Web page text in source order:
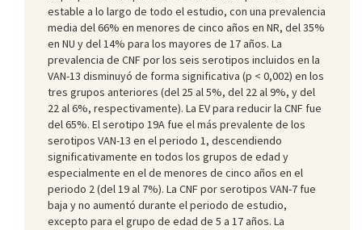
estable a lo largo de todo el estudio, con una prevalencia
media del 66% en menores de cinco años en NR, del 35%
en NU y del 14% para los mayores de 17 años. La
prevalencia de CNF por los seis serotipos incluidos en la
VAN-13 disminuyó de forma significativa (p < 0,002) en los
tres grupos anteriores (del 25 al 5%, del 22 al 9%, y del
22 al 6%, respectivamente). La EV para reducir la CNF fue
del 65%. El serotipo 19A fue el más prevalente de los
serotipos VAN-13 en el periodo 1, descendiendo
significativamente en todos los grupos de edad y
especialmente en el de menores de cinco años en el
periodo 2 (del 19 al 7%). La CNF por serotipos VAN-7 fue
baja y no aumentó durante el periodo de estudio,
excepto para el grupo de edad de 5 a 17 años. La